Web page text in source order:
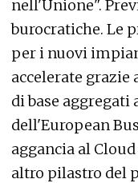
nell'Unione".
burocratiche. Le
per i nuovi
accelerate
di base aggregati
dell'European
aggancia al
altro pilastro del